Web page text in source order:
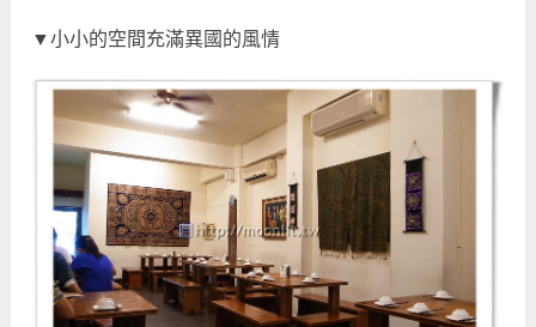
▼小小的空間充滿異國的風情